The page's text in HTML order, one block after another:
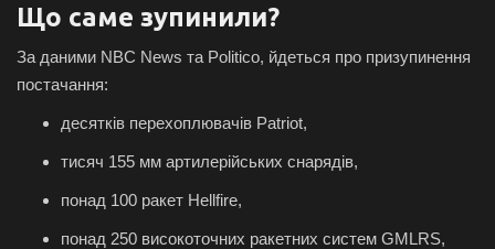
Що саме зупинили?
За даними NBC News та Politico, йдеться про призупинення
постачання:
десятків перехоплювачів Patriot,
тисяч 155 мм артилерійських снарядів,
понад 100 ракет Hellfire,
понад 250 високоточних ракетних систем GMLRS,